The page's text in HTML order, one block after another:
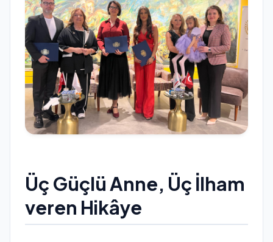
Üç Güçlü Anne, Üç İlham
veren Hikâye